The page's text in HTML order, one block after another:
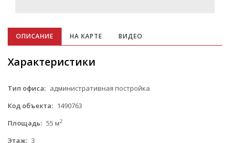
ОПИСАНИЕ НА КАРТЕ ВИДЕО
Характеристики
Тип офиса: административная постройка
Код объекта: 1490763
Площадь: 55 м2
Этаж: 3